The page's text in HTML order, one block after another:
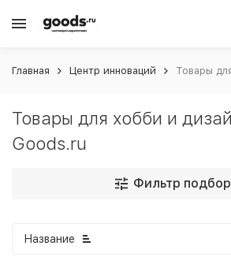
Главная Центр инноваций Товары
Товары для хобби и
Goods.ru
Фильтр
Название